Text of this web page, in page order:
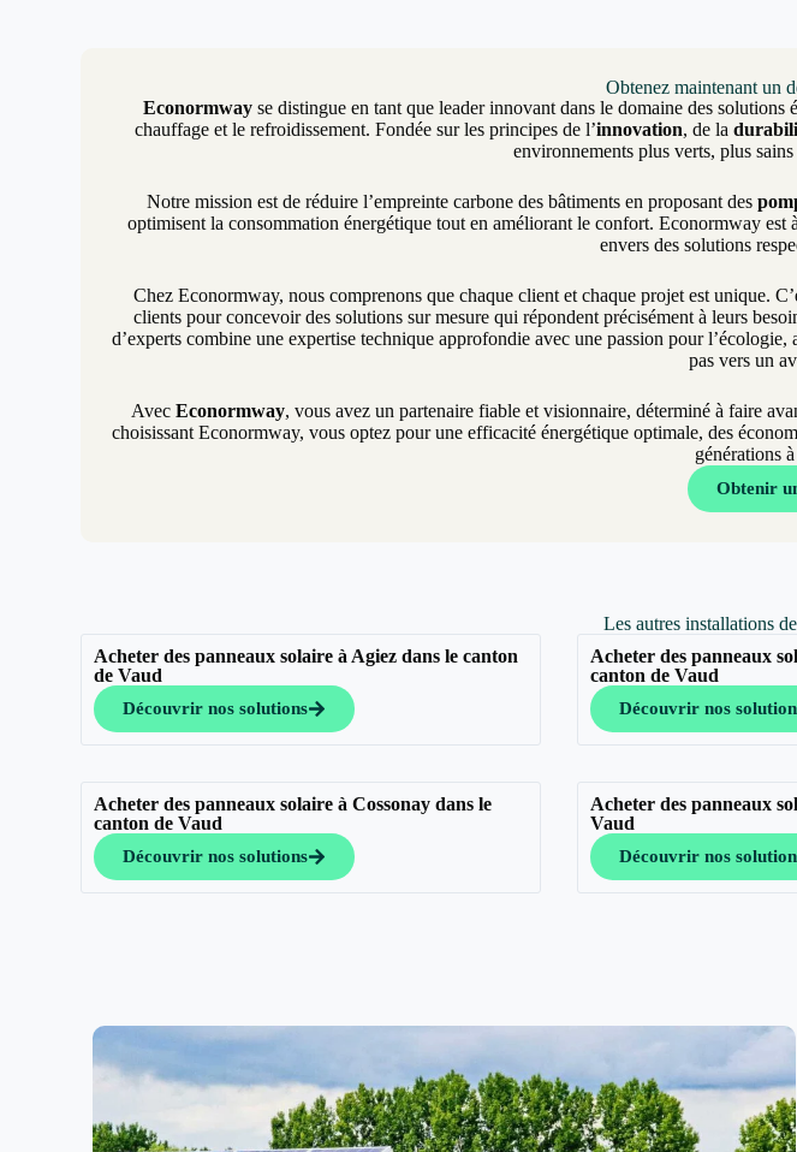
Obtenez maintenant un
Econormwayse distingue en tant que leader innovant dans le domaine des
chauffage et le refroidissement. Fondée sur les principes de l’innovation, de la
environnements plus verts, plus
Notre mission est de réduire l’empreinte carbone des bâtiments en proposant des
optimisent la consommation énergétique tout en améliorant le confort. Econormway est
envers des solutions
Chez Econormway, nous comprenons que chaque client et chaque projet est unique.
clients pour concevoir des solutions sur mesure qui répondent précisément à leurs
d’experts combine une expertise technique approfondie avec une passion pour
pas vers un
Avec Econormway, vous avez un partenaire fiable et visionnaire, déterminé à faire
choisissant Econormway, vous optez pour une efficacité énergétique optimale, des
générations
Obtenir
Les autres installations
Acheter des panneaux solaire à Agiez dans le canton
de Vaud
Découvrir nos solutions
Acheter des panneaux
canton de Vaud
Découvrir nos
Acheter des panneaux solaire à Cossonay dans le
canton de Vaud
Découvrir nos solutions
Acheter des panneaux
Vaud
Découvrir nos